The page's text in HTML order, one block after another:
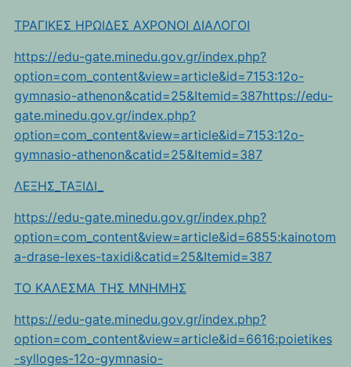
ΤΡΑΓΙΚΕΣ ΗΡΩΙΔΕΣ ΑΧΡΟΝΟΙ ΔΙΑΛΟΓΟΙ
https://edu-gate.minedu.gov.gr/index.php?
option=com_content&view=article&id=7153:12o-
gymnasio-athenon&catid=25&Itemid=387https://edu-
gate.minedu.gov.gr/index.php?
option=com_content&view=article&id=7153:12o-
gymnasio-athenon&catid=25&Itemid=387
ΛΕΞΗΣ_ΤΑΞΙΔΙ_
https://edu-gate.minedu.gov.gr/index.php?
option=com_content&view=article&id=6855:kainotom
a-drase-lexes-taxidi&catid=25&Itemid=387
TO KAΛEΣΜΑ ΤΗΣ ΜΝΗΜΗΣ
https://edu-gate.minedu.gov.gr/index.php?
option=com_content&view=article&id=6616:poietikes
-sylloges-12o-gymnasio-